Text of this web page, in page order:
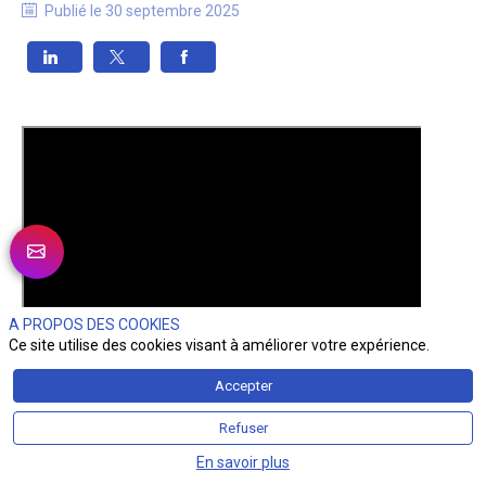
Publié le 30 septembre 2025
A PROPOS DES COOKIES
Ce site utilise des cookies visant à améliorer votre expérience.
Accepter
Refuser
En savoir plus